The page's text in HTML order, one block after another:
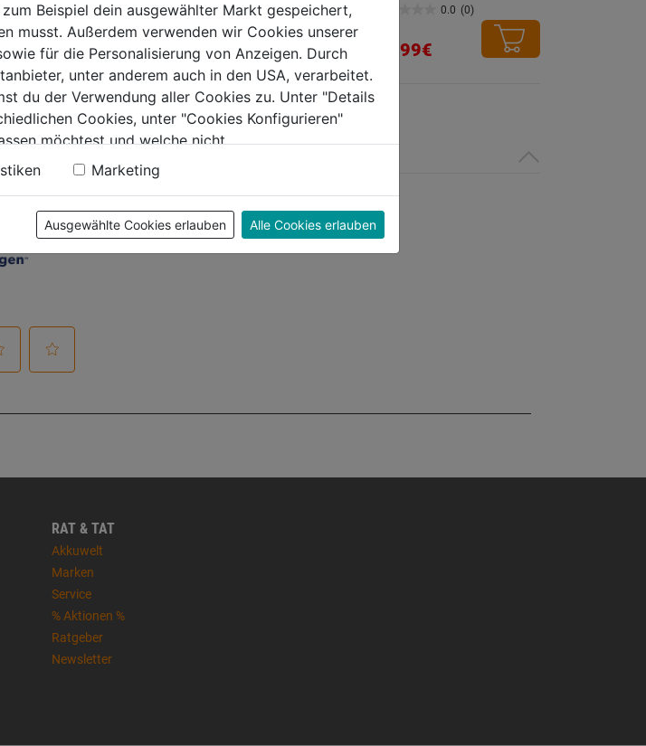
0.0 (0) 0.0 (0)
0.0
von
5
Sternen.
16,99€
0.0 (0)
18,99€
RAT & TAT
Akkuwelt
Marken
Service
% Aktionen %
Ratgeber
Newsletter
Beispiel dein ausgewählter Markt gespeichert,
musst. Außerdem verwenden wir Cookies unserer
für die Personalisierung von Anzeigen. Durch
unter anderem auch in den USA, verarbeitet.
du der Verwendung aller Cookies zu. Unter "Details
Cookies, unter "Cookies Konfigurieren"
möchtest und welche nicht.
Marketing
Ausgewählte Cookies erlauben Alle Cookies erlauben